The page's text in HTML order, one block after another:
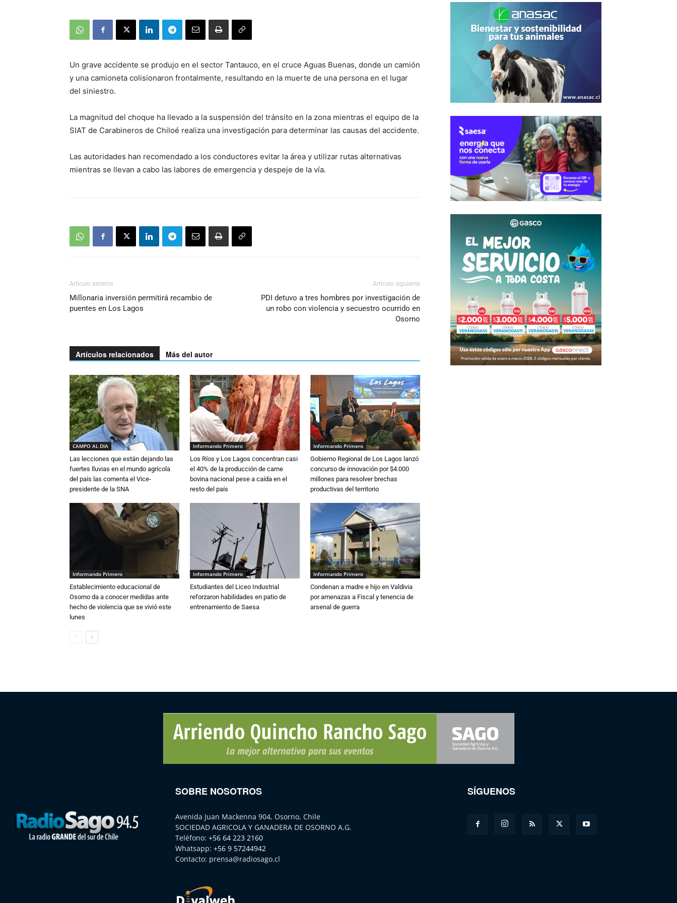
Un grave accidente se produjo en el sector Tantauco, en el cruce Aguas Buenas, donde un camión
y una camioneta colisionaron frontalmente, resultando en la muerte de una persona en el lugar
del siniestro.
La magnitud del choque ha llevado a la suspensión del tránsito en la zona mientras el equipo de la
SIAT de Carabineros de Chiloé realiza una investigación para determinar las causas del accidente.
Las autoridades han recomendado a los conductores evitar la área y utilizar rutas alternativas
mientras se llevan a cabo las labores de emergencia y despeje de la vía.
Artículo anterior
Millonaria inversión permitirá recambio de
puentes en Los Lagos
Artículo siguiente
PDI detuvo a tres hombres por investigación de
un robo con violencia y secuestro ocurrido en
Osorno
Artículos relacionados Más del autor
CAMPO AL DIA
Las lecciones que están dejando las
fuertes lluvias en el mundo agrícola
del país las comenta el Vice-
presidente de la SNA
Informando Primero
Los Ríos y Los Lagos concentran casi
el 40% de la producción de carne
bovina nacional pese a caída en el
resto del país
Informando Primero
Gobierno Regional de Los Lagos lanzó
concurso de innovación por $4.000
millones para resolver brechas
productivas del territorio
Informando Primero
Establecimiento educacional de
Osorno da a conocer medidas ante
hecho de violencia que se vivió este
lunes
Informando Primero
Estudiantes del Liceo Industrial
reforzaron habilidades en patio de
entrenamiento de Saesa
Informando Primero
Condenan a madre e hijo en Valdivia
por amenazas a Fiscal y tenencia de
arsenal de guerra
SOBRE NOSOTROS
Avenida Juan Mackenna 904, Osorno, Chile
SOCIEDAD AGRICOLA Y GANADERA DE OSORNO A.G.
Teléfono: +56 64 223 2160
Whatsapp: +56 9 57244942
Contacto: prensa@radiosago.cl
SÍGUENOS